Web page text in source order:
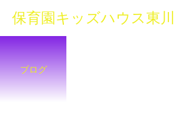
保育園キッズハウス東
ブログ